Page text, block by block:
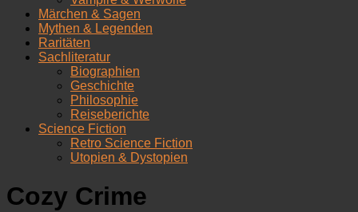
Märchen & Sagen
Mythen & Legenden
Raritäten
Sachliteratur
Biographien
Geschichte
Philosophie
Reiseberichte
Science Fiction
Retro Science Fiction
Utopien & Dystopien
Cozy Crime